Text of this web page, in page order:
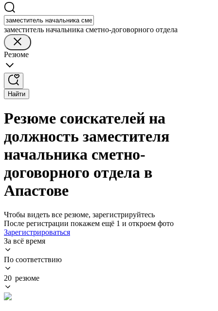
заместитель начальника сметно-договорного отдела
Резюме
Найти
Резюме соискателей на
должность заместителя
начальника сметно-
договорного отдела в
Апастове
Чтобы видеть все резюме, зарегистрируйтесь
После регистрации покажем ещё 1 и откроем фото
Зарегистрироваться
За всё время
По соответствию
20 резюме